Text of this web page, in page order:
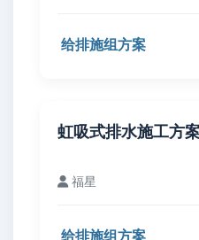
给排施组方案
虹吸式排水施工方
福星
给排施组方案